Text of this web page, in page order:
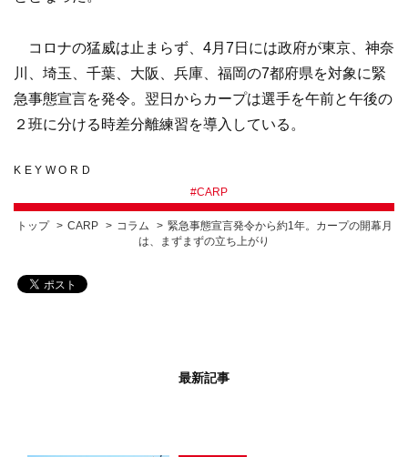
コロナの猛威は止まらず、4月7日には政府が東京、神奈
川、埼玉、千葉、大阪、兵庫、福岡の7都府県を対象に緊
急事態宣言を発令。翌日からカープは選手を午前と午後の
２班に分ける時差分離練習を導入している。
KEYWORD
#CARP
トップ CARP コラム
緊急事態宣言発令から約1年。カープの開幕月
は、まずまずの立ち上がり
最新記事